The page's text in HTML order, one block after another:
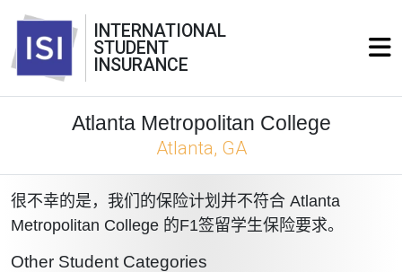
INTERNATIONAL
STUDENT
INSURANCE
Atlanta Metropolitan College
Atlanta, GA
很不幸的是，我们的保险计划并不符合 Atlanta
Metropolitan College 的F1签留学生保险要求。
Other Student Categories